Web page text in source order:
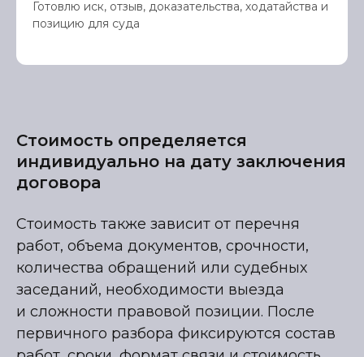
Готовлю иск, отзыв, доказательства, ходатайства и
позицию для суда
Стоимость определяется
индивидуально на дату заключения
договора
Стоимость также зависит от перечня
работ, объема документов, срочности,
количества обращений или судебных
заседаний, необходимости выезда
и сложности правовой позиции. После
первичного разбора фиксируются состав